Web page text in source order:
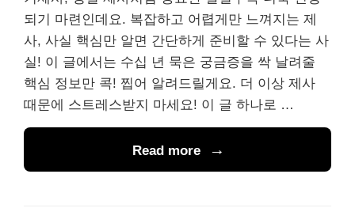
되기 마련인데요. 복잡하고 어렵게만 느껴지는 제
사, 사실 핵심만 알면 간단하게 준비할 수 있다는 사
실! 이 글에서는 수십 년 묵은 궁금증을 싹 날려줄
핵심 정보만 콕! 찝어 알려드릴게요. 더 이상 제사
때문에 스트레스받지 마세요! 이 글 하나로 …
Read more